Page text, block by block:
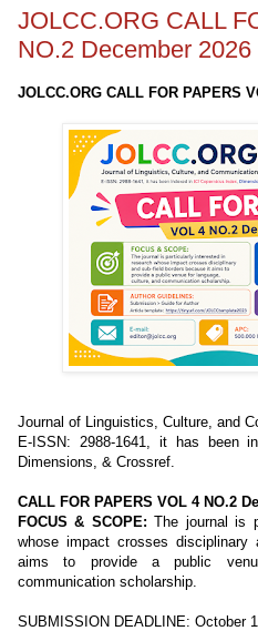
JOLCC.ORG CALL
NO.2 December 2026
JOLCC.ORG CALL FOR PAPERS
Journal of Linguistics, Culture, and
E-ISSN: 2988-1641, it has been
Dimensions, & Crossref.
CALL FOR PAPERS VOL 4 NO.2
FOCUS & SCOPE:The journal is
whose impact crosses disciplinary
aims to provide a public
communication scholarship.
SUBMISSION DEADLINE: October